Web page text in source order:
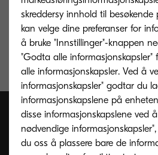
Mobilprint inkludert AirPrint
Lavt støyniva, lydløs i
Eksepsjonelt lave
skreddersy innhold til
kan velge dine preferanser for
å bruke "Innstillinger"-knappen
"Godta alle informasjonskapsler"
alle informasjonskapsler. Ved å
informasjonskapsler" godtar du
informasjonskapslene på
disse informasjonskapslene ved
nødvendige
du oss å plassere bare de